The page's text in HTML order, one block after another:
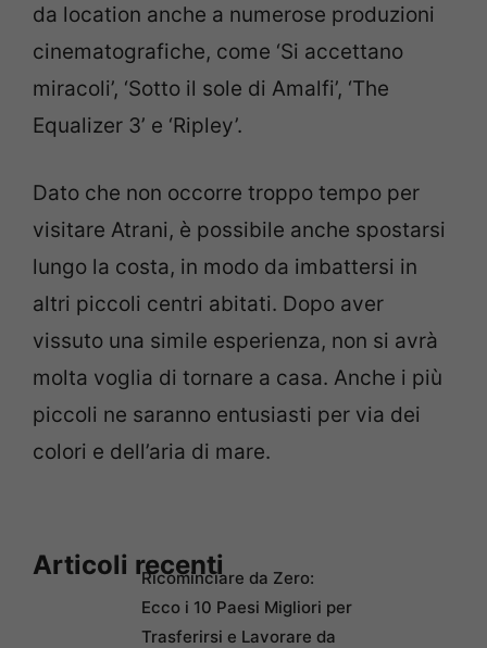
da location anche a numerose produzioni
cinematografiche, come ‘Si accettano
miracoli’, ‘Sotto il sole di Amalfi’, ‘The
Equalizer 3’ e ‘Ripley’.
Dato che non occorre troppo tempo per
visitare Atrani, è possibile anche spostarsi
lungo la costa, in modo da imbattersi in
altri piccoli centri abitati. Dopo aver
vissuto una simile esperienza, non si avrà
molta voglia di tornare a casa. Anche i più
piccoli ne saranno entusiasti per via dei
colori e dell’aria di mare.
Articoli recentiRicominciare da Zero:
Ecco i 10 Paesi Migliori per
Trasferirsi e Lavorare da